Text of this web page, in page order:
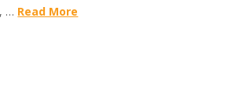
… Read More